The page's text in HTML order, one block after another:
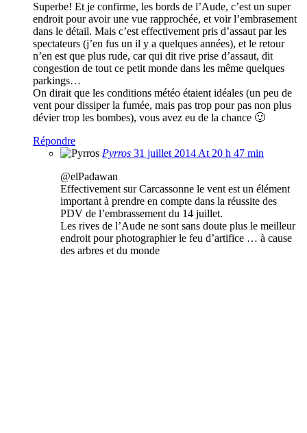
Superbe! Et je confirme, les bords de l’Aude, c’est un super
endroit pour avoir une vue rapprochée, et voir l’embrasement
dans le détail. Mais c’est effectivement pris d’assaut par les
spectateurs (j’en fus un il y a quelques années), et le retour
n’en est que plus rude, car qui dit rive prise d’assaut, dit
congestion de tout ce petit monde dans les même quelques
parkings…
On dirait que les conditions météo étaient idéales (un peu de
vent pour dissiper la fumée, mais pas trop pour pas non plus
dévier trop les bombes), vous avez eu de la chance 🙂
Répondre
Pyrros 31 juillet 2014 At 20 h 47 min
@elPadawan
Effectivement sur Carcassonne le vent est un élément
important à prendre en compte dans la réussite des
PDV de l’embrassement du 14 juillet.
Les rives de l’Aude ne sont sans doute plus le meilleur
endroit pour photographier le feu d’artifice … à cause
des arbres et du monde